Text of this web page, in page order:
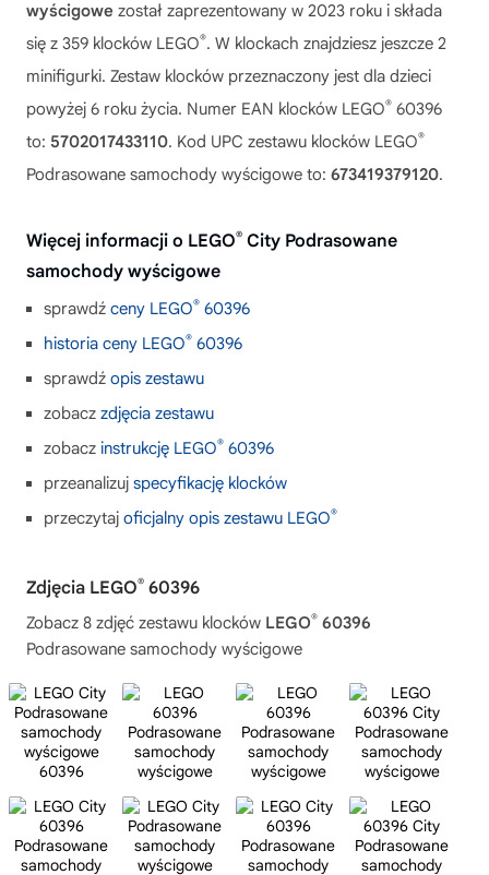
wyścigowe został zaprezentowany w 2023 roku i składa
się z 359 klocków LEGO®. W klockach znajdziesz jeszcze 2
minifigurki. Zestaw klocków przeznaczony jest dla dzieci
powyżej 6 roku życia. Numer EAN klocków LEGO® 60396
to: 5702017433110. Kod UPC zestawu klocków LEGO®
Podrasowane samochody wyścigowe to: 673419379120.
Więcej informacji o LEGO® City Podrasowane
samochody wyścigowe
sprawdź ceny LEGO® 60396
historia ceny LEGO® 60396
sprawdź opis zestawu
zobacz zdjęcia zestawu
zobacz instrukcję LEGO® 60396
przeanalizuj specyfikację klocków
przeczytaj oficjalny opis zestawu LEGO®
Zdjęcia LEGO® 60396
Zobacz 8 zdjęć zestawu klocków LEGO® 60396
Podrasowane samochody wyścigowe